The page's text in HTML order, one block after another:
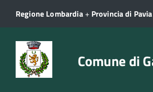
Regione Lombardia+ Provincia di Pavia
Comune di